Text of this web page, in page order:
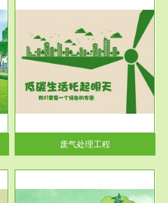
废气处理工程